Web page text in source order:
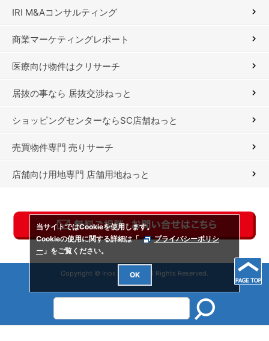
IRI M&Aコンサルティング
商業マーケティングレポート
医療向け物件はクリサーチ
居抜の事なら 居抜交渉ねっと
ショッピングセンターならSC店舗ねっと
売買物件専門 売りサーチ
店舗向け用地専門 店舗用地ねっと
Copyright © Irios Co., Ltd. All Rights Reserved.
当サイトではCookieを使用します。
Cookieの使用に関する詳細は「
プライバシーポリシ
ー 」をご覧ください。
OK